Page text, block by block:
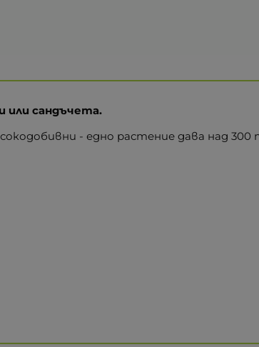
или сандъчета.
- едно растение дава над 300